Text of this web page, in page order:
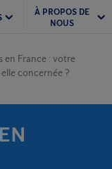
À PROPOS DE
NOUS
en France : votre
concernée ?